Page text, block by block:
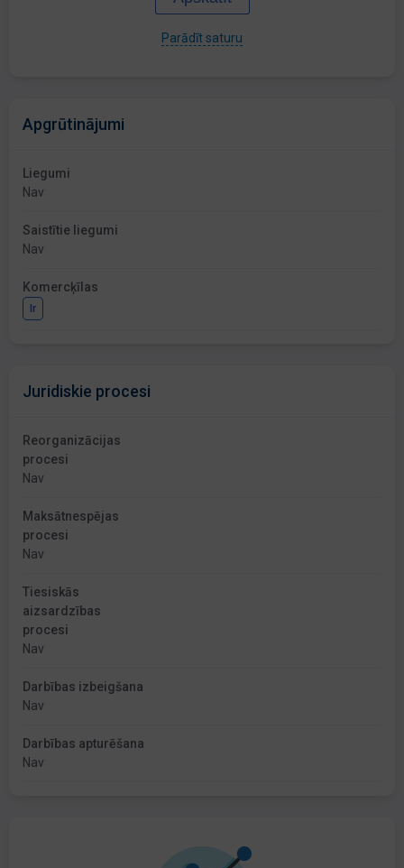
Parādīt saturu
Apgrūtinājumi
Liegumi
Nav
Saistītie liegumi
Nav
Komercķīlas
Ir
Juridiskie procesi
Reorganizācijas
procesi
Nav
Maksātnespējas
procesi
Nav
Tiesiskās
aizsardzības
procesi
Nav
Darbības izbeigšana
Nav
Darbības apturēšana
Nav